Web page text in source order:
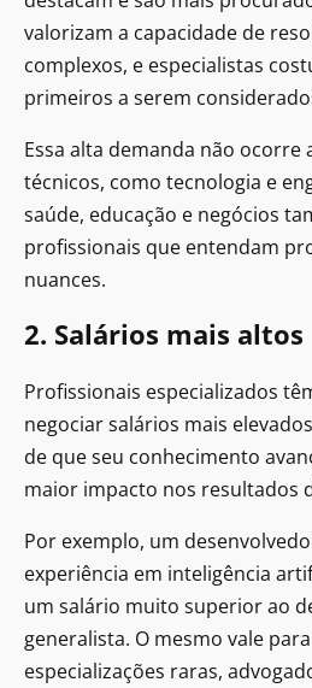
valorizam a capacidade de
complexos, e especialistas
primeiros a serem
Essa alta demanda não ocorre
técnicos, como tecnologia e
saúde, educação e negócios
profissionais que entendam
nuances.
2. Salários mais altos
Profissionais especializados
negociar salários mais
de que seu conhecimento
maior impacto nos resultados
Por exemplo, um
experiência em inteligência
um salário muito superior ao
generalista. O mesmo vale
especializações raras,